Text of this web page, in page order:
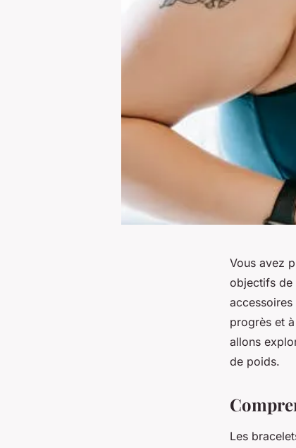
Vous avez
objectifs de
progrès et
allons
de poids.
Les